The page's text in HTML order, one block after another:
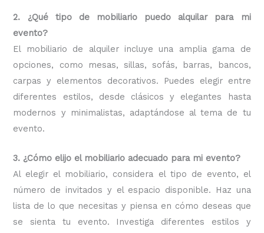
2. ¿Qué tipo de mobiliario puedo alquilar para mi
evento?
El mobiliario de alquiler incluye una amplia gama de
opciones, como mesas, sillas, sofás, barras, bancos,
carpas y elementos decorativos. Puedes elegir entre
diferentes estilos, desde clásicos y elegantes hasta
modernos y minimalistas, adaptándose al tema de tu
evento.
3. ¿Cómo elijo el mobiliario adecuado para mi evento?
Al elegir el mobiliario, considera el tipo de evento, el
número de invitados y el espacio disponible. Haz una
lista de lo que necesitas y piensa en cómo deseas que
se sienta tu evento. Investiga diferentes estilos y